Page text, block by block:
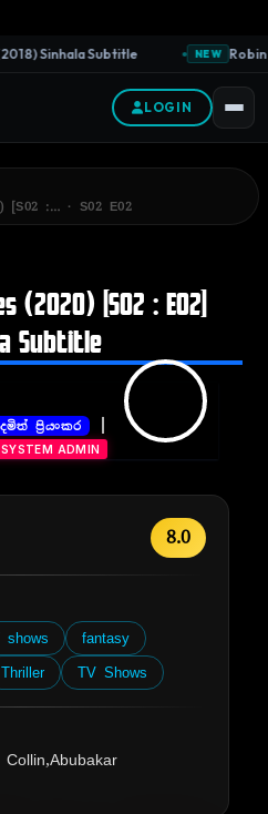
Sinhala Subtitle NEW
LOGIN
[S02 :… · S02 E02
(2020) [S02 : E02]
Subtitle
දමිත් ප්‍රියංකර |
SYSTEM ADMIN
8.0
shows
fantasy
Thriller TV Shows